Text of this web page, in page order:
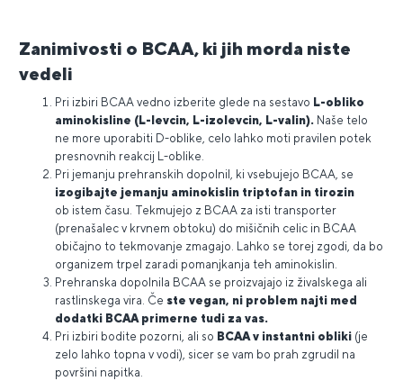
Zanimivosti o BCAA, ki jih morda niste
vedeli
Pri izbiri BCAA vedno izberite glede na sestavo L-obliko
aminokisline (L-levcin, L-izolevcin, L-valin). Naše telo
ne more uporabiti D-oblike, celo lahko moti pravilen potek
presnovnih reakcij L-oblike.
Pri jemanju prehranskih dopolnil, ki vsebujejo BCAA, se
izogibajte jemanju aminokislin triptofan in tirozin
ob istem času. Tekmujejo z BCAA za isti transporter
(prenašalec v krvnem obtoku) do mišičnih celic in BCAA
običajno to tekmovanje zmagajo. Lahko se torej zgodi, da bo
organizem trpel zaradi pomanjkanja teh aminokislin.
Prehranska dopolnila BCAA se proizvajajo iz živalskega ali
rastlinskega vira. Če ste vegan, ni problem najti med
dodatki BCAA primerne tudi za vas.
Pri izbiri bodite pozorni, ali so BCAA v instantni obliki (je
zelo lahko topna v vodi), sicer se vam bo prah zgrudil na
površini napitka.